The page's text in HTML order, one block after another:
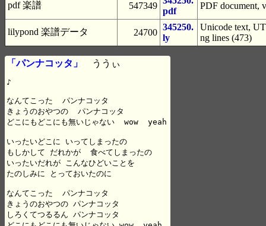
pdf 楽譜 547349
pdf
PDF document,
lilypond 楽譜データ 24700
345250.
ly
Unicode text,
ng lines (473)
「パンナコッタ」 ううぃ
♪
なんてこった  パンナコッタ
きょうのおやつの  パンナコッタ
どこにもどこにも無いじゃない  wow  yeah
いったいどこに いってしまったの
もしかして だれかが  食べてしまったの
いったいだれが こんなひどいことを
たのしみに とっておいたのに
なんてこった  パンナコッタ
きょうのおやつの パンナコッタ
しろくてつるるん パンナコッタ